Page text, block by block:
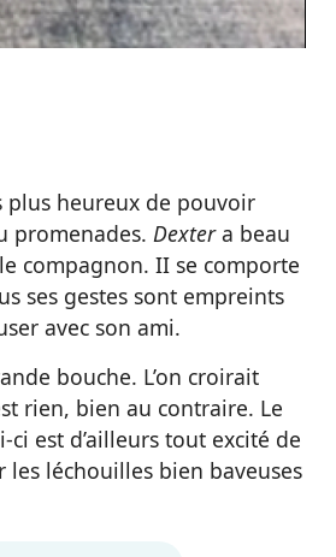
plus heureux de pouvoir
promenades. Dextera beau
compagnon. II se comporte
ses gestes sont empreints
avec son ami.
bouche. L’on croirait
rien, bien au contraire. Le
est d’ailleurs tout excité de
léchouilles bien baveuses